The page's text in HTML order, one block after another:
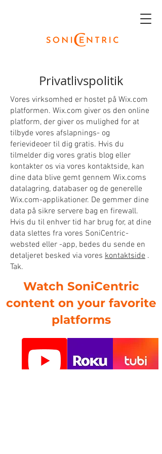
Privatlivspolitik
Vores virksomhed er hostet på Wix.com
platformen. Wix.com giver os den online
platform, der giver os mulighed for at
tilbyde vores afslapnings- og
ferievideoer til dig gratis. Hvis du
tilmelder dig vores gratis blog eller
kontakter os via vores kontaktside, kan
dine data blive gemt gennem Wix.coms
datalagring, databaser og de generelle
Wix.com-applikationer. De gemmer dine
data på sikre servere bag en firewall.
Hvis du til enhver tid har brug for, at dine
data slettes fra vores SoniCentric-
websted eller -app, bedes du sende en
detaljeret besked via vores kontaktside .
Tak.
Watch SoniCentric
content on your favorite
platforms